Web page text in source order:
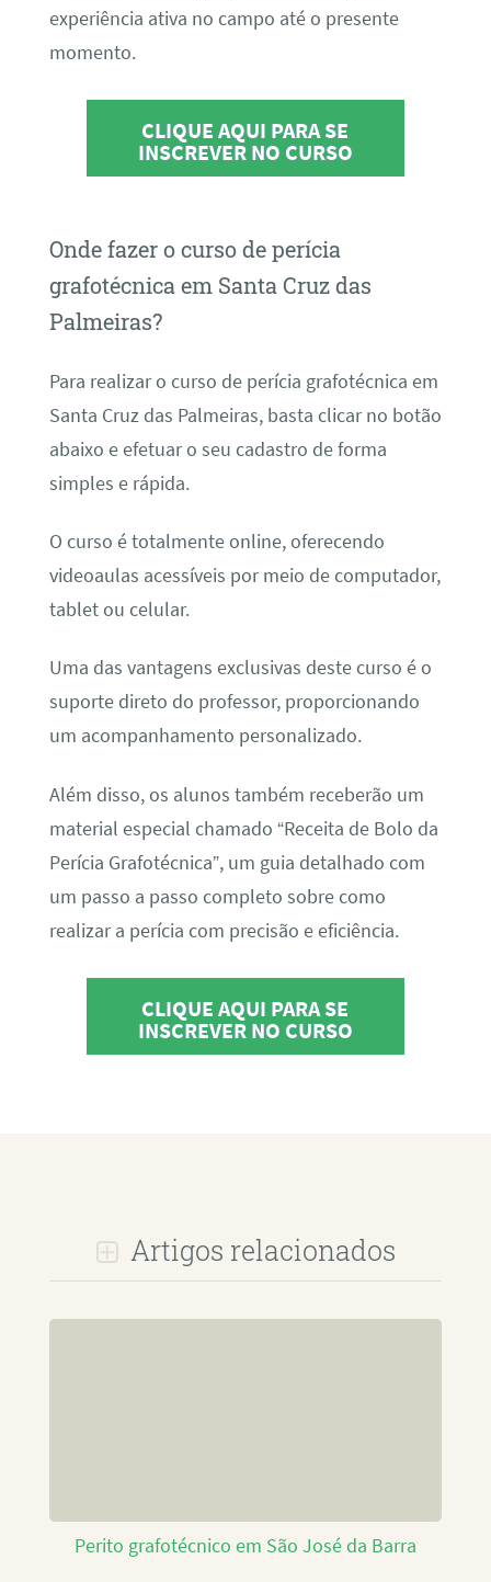
experiência ativa no campo até o presente
momento.
CLIQUE AQUI PARA SE
INSCREVER NO CURSO
Onde fazer o curso de perícia
grafotécnica em Santa Cruz das
Palmeiras?
Para realizar o curso de perícia grafotécnica em
Santa Cruz das Palmeiras, basta clicar no botão
abaixo e efetuar o seu cadastro de forma
simples e rápida.
O curso é totalmente online, oferecendo
videoaulas acessíveis por meio de computador,
tablet ou celular.
Uma das vantagens exclusivas deste curso é o
suporte direto do professor, proporcionando
um acompanhamento personalizado.
Além disso, os alunos também receberão um
material especial chamado “Receita de Bolo da
Perícia Grafotécnica”, um guia detalhado com
um passo a passo completo sobre como
realizar a perícia com precisão e eficiência.
CLIQUE AQUI PARA SE
INSCREVER NO CURSO
Artigos relacionados
Perito grafotécnico em São José da Barra